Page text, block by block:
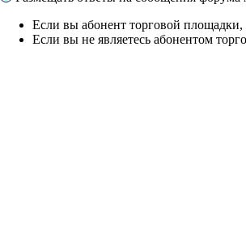
Если вы абонент торговой площадки,
Если вы не являетесь абонентом